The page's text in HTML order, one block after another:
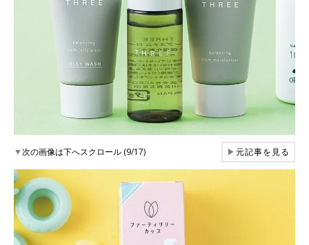
▼次の画像は下へスクロール (9/17) ▶元記事を見る